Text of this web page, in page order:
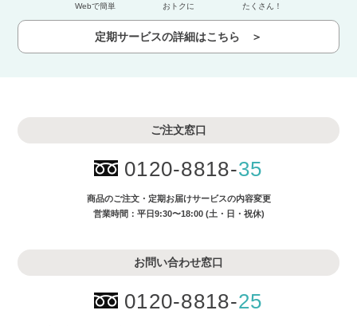
Webで簡単
おトクに
たくさん！
定期サービスの詳細はこちら ＞
ご注文窓口
0120-8818-35
商品のご注文・ 定期お届けサービスの内容変更
営業時間：平日9:30〜18:00 (土・日・祝休)
お問い合わせ窓口
0120-8818-25